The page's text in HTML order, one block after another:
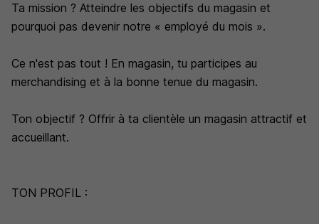
Ta mission ? Atteindre les objectifs du magasin et
pourquoi pas devenir notre « employé du mois ».
Ce n'est pas tout ! En magasin, tu participes au
merchandising et à la bonne tenue du magasin.
Ton objectif ? Offrir à ta clientèle un magasin attractif et
accueillant.
TON PROFIL :